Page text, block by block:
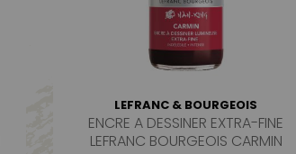
LEFRANC & BOURGEOIS
ENCRE A DESSINER EXTRA-FINE
LEFRANC BOURGEOIS CARMIN